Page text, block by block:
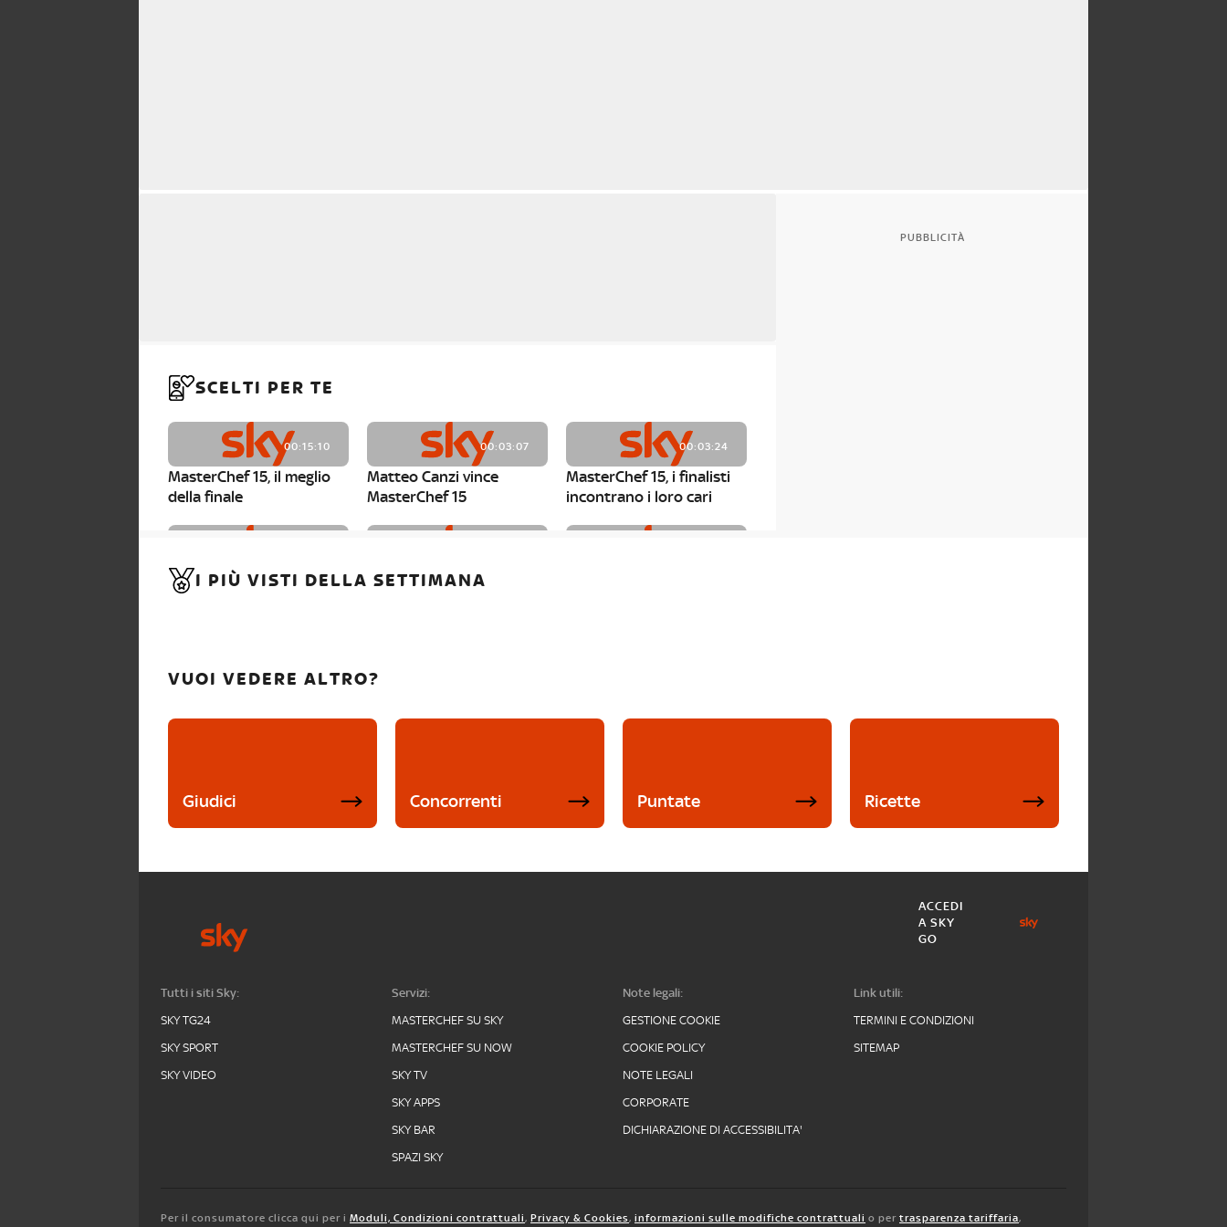
SCELTI PER TE
00:15:10
MasterChef 15, il meglio
della finale
00:03:07
Matteo Canzi vince
MasterChef 15
00:03:24
MasterChef 15, i finalisti
incontrano i loro cari
MasterChef 15, Carlotta è
MasterChef 15, Matteo
PUBBLICITÀ
I PIÙ VISTI DELLA SETTIMANA
VUOI VEDERE ALTRO?
Giudici Concorrenti Puntate Ricette
ACCEDI
A SKY
GO
Tutti i siti Sky:
SKY TG24
SKY SPORT
SKY VIDEO
Servizi:
MASTERCHEF SU SKY
MASTERCHEF SU NOW
SKY TV
SKY APPS
SKY BAR
SPAZI SKY
Note legali:
GESTIONE COOKIE
COOKIE POLICY
NOTE LEGALI
CORPORATE
DICHIARAZIONE DI ACCESSIBILITA'
Link utili:
TERMINI E CONDIZIONI
SITEMAP
Per il consumatore clicca qui per i Moduli, Condizioni contrattuali, Privacy & Cookies, informazioni sulle modifiche contrattuali o per trasparenza tariffaria,